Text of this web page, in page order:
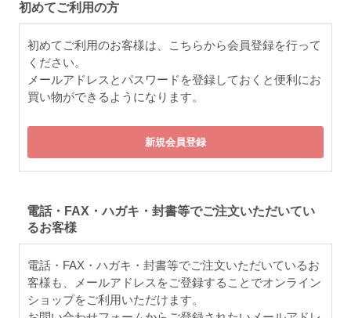
初めてご利用の方
初めてご利用のお客様は、こちらから会員登録を行って
ください。
メールアドレスとパスワードを登録しておくと便利にお
買い物ができるようになります。
電話・FAX・ハガキ・封書等でご注文いただいてい
るお客様
電話・FAX・ハガキ・封書等でご注文いただいているお
客様も、メールアドレスをご登録することでオンライン
ショップをご利用いただけます。